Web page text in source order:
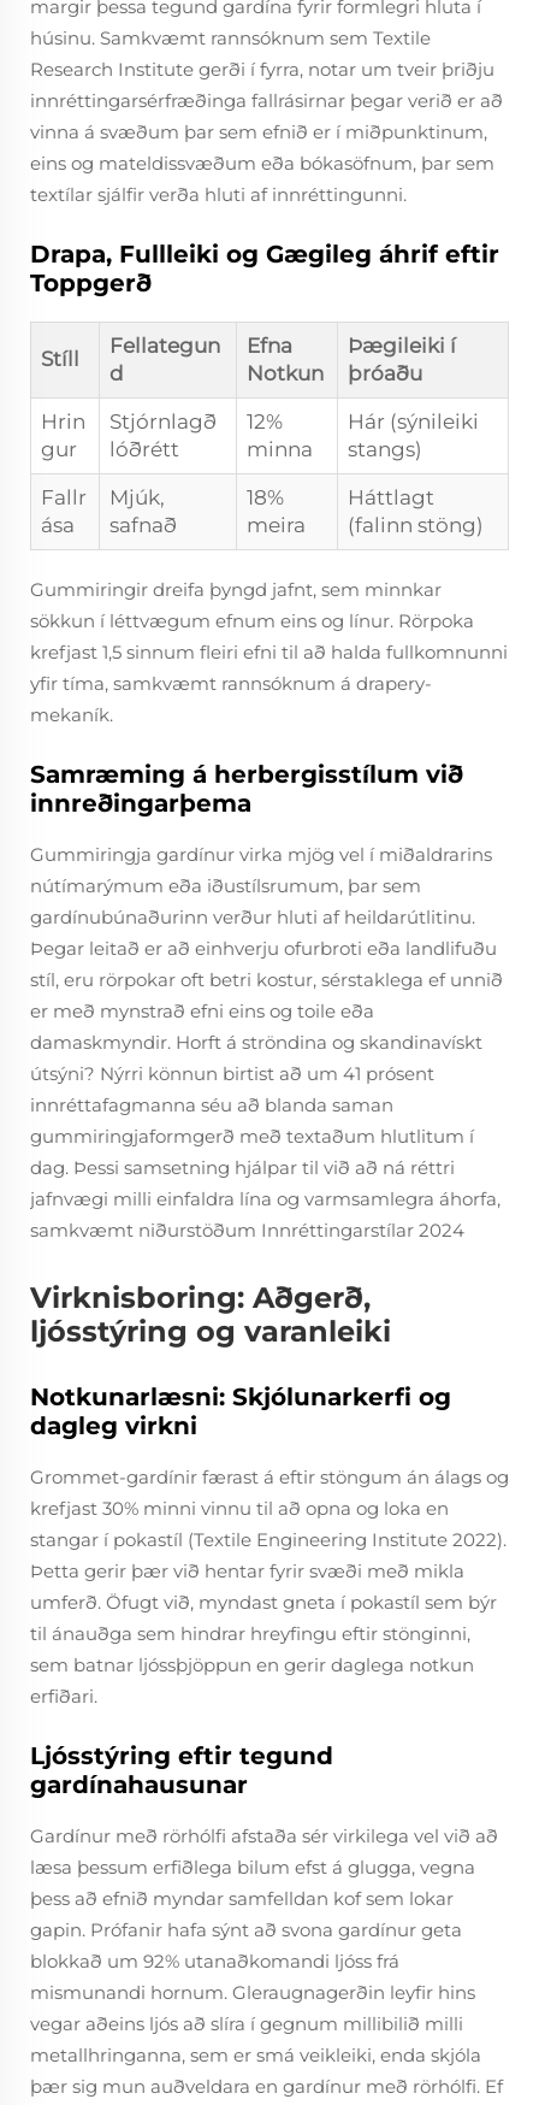
margir þessa tegund gardína fyrir formlegri hluta í
húsinu. Samkvæmt rannsóknum sem Textile
Research Institute gerði í fyrra, notar um tveir þriðju
innréttingarsérfræðinga fallrásirnar þegar verið er að
vinna á svæðum þar sem efnið er í miðpunktinum,
eins og mateldissvæðum eða bókasöfnum, þar sem
textílar sjálfir verða hluti af innréttingunni.
Drapa, Fullleiki og Gægileg áhrif eftir
Toppgerð
Stíll
Fellategun
d
Efna
Notkun
Þægileiki í
þróaðu
Hrin
gur
Stjórnlagð
lóðrétt
12%
minna
Hár (sýnileiki
stangs)
Fallr
ása
Mjúk,
safnað
18%
meira
Háttlagt
(falinn stöng)
Gummiringir dreifa þyngd jafnt, sem minnkar
sökkun í léttvægum efnum eins og línur. Rörpoka
krefjast 1,5 sinnum fleiri efni til að halda fullkomnunni
yfir tíma, samkvæmt rannsóknum á drapery-
mekaník.
Samræming á herbergisstílum við
innreðingarþema
Gummiringja gardínur virka mjög vel í miðaldrarins
nútímarýmum eða iðustílsrumum, þar sem
gardínubúnaðurinn verður hluti af heildarútlitinu.
Þegar leitað er að einhverju ofurbroti eða landlifuðu
stíl, eru rörpokar oft betri kostur, sérstaklega ef unnið
er með mynstrað efni eins og toile eða
damaskmyndir. Horft á ströndina og skandinavískt
útsýni? Nýrri könnun birtist að um 41 prósent
innréttafagmanna séu að blanda saman
gummiringjaformgerð með textaðum hlutlitum í
dag. Þessi samsetning hjálpar til við að ná réttri
jafnvægi milli einfaldra lína og varmsamlegra áhorfa,
samkvæmt niðurstöðum Innréttingarstílar 2024
Virknisboring: Aðgerð,
ljósstýring og varanleiki
Notkunarlæsni: Skjólunarkerfi og
dagleg virkni
Grommet-gardínir færast á eftir stöngum án álags og
krefjast 30% minni vinnu til að opna og loka en
stangar í pokastíl (Textile Engineering Institute 2022).
Þetta gerir þær við hentar fyrir svæði með mikla
umferð. Öfugt við, myndast gneta í pokastíl sem býr
til ánauðga sem hindrar hreyfingu eftir stönginni,
sem batnar ljóssþjöppun en gerir daglega notkun
erfiðari.
Ljósstýring eftir tegund
gardínahausunar
Gardínur með rörhólfi afstaða sér virkilega vel við að
læsa þessum erfiðlega bilum efst á glugga, vegna
þess að efnið myndar samfelldan kof sem lokar
gapin. Prófanir hafa sýnt að svona gardínur geta
blokkað um 92% utanaðkomandi ljóss frá
mismunandi hornum. Gleraugnagerðin leyfir hins
vegar aðeins ljós að slíra í gegnum millibilið milli
metallhringanna, sem er smá veikleiki, enda skjóla
þær sig mun auðveldara en gardínur með rörhólfi. Ef